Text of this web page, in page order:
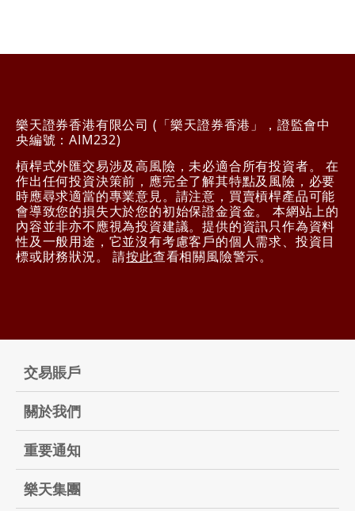
樂天證券香港有限公司 (「樂天證券香港」，證監會中
央編號：AIM232)
槓桿式外匯交易涉及高風險，未必適合所有投資者。 在
作出任何投資決策前，應完全了解其特點及風險，必要
時應尋求適當的專業意見。請注意，買賣槓桿產品可能
會導致您的損失大於您的初始保證金資金。 本網站上的
內容並非亦不應視為投資建議。提供的資訊只作為資料
性及一般用途，它並沒有考慮客戶的個人需求、投資目
標或財務狀況。 請按此查看相關風險警示。
交易賬戶
關於我們
重要通知
樂天集團